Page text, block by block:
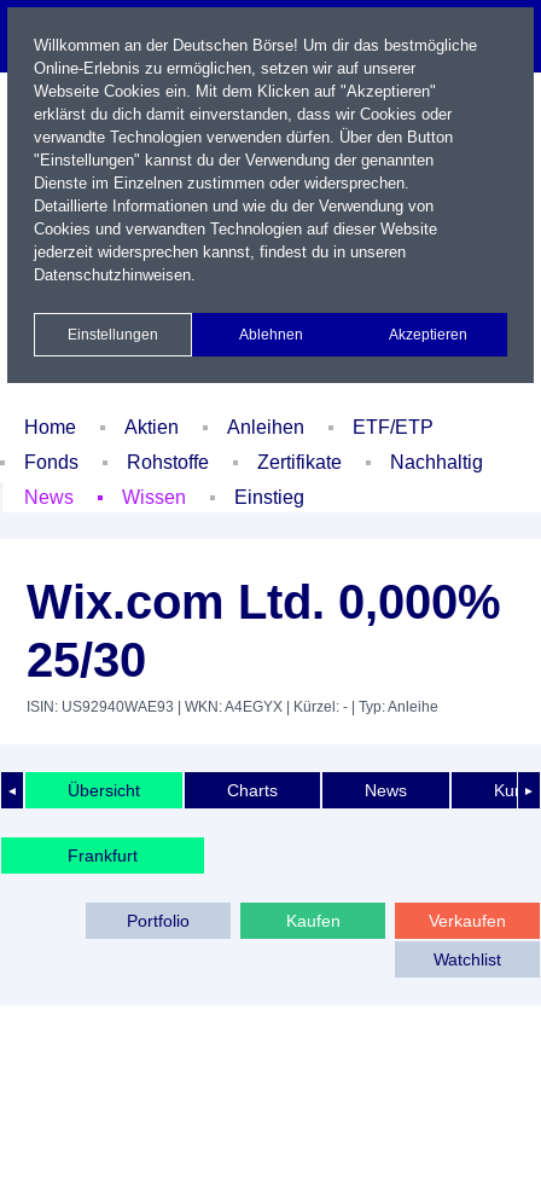
Name / WKN / ISIN / Kürzel
Xetra Realtime
Watchlist Portfolio Login
Home Aktien Anleihen
ETF/ETP
Fonds
Rohstoffe Zertifikate
Nachhaltig
News
Wissen Einstieg
Wix.com Ltd. 0,000%
25/30
ISIN: US92940WAE93 | WKN: A4EGYX | Kürzel: - | Typ: Anleihe
◄ ►
Übersicht Charts News
Frankfurt
Verkaufen
Kaufen
Portfolio
Watchlist
Willkommen an der Deutschen Börse! Um dir das bestmögliche
Online-Erlebnis zu ermöglichen, setzen wir auf unserer
Webseite Cookies ein. Mit dem Klicken auf "Akzeptieren"
erklärst du dich damit einverstanden, dass wir Cookies oder
verwandte Technologien verwenden dürfen. Über den Button
"Einstellungen" kannst du der Verwendung der genannten
Dienste im Einzelnen zustimmen oder widersprechen.
Detaillierte Informationen und wie du der Verwendung von
Cookies und verwandten Technologien auf dieser Website
jederzeit widersprechen kannst, findest du in unseren
Datenschutzhinweisen.
Einstellungen Ablehnen Akzeptieren